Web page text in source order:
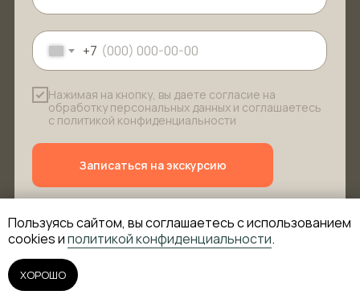
+7
Нажимая на кнопку, вы даете согласие на
обработку персональных данных и соглашаетесь
с политикой конфиденциальности
Записаться на экскурсию
Пользуясь сайтом, вы соглашаетесь с использованием
cookies иполитикой конфиденциальности.
ХОРОШО